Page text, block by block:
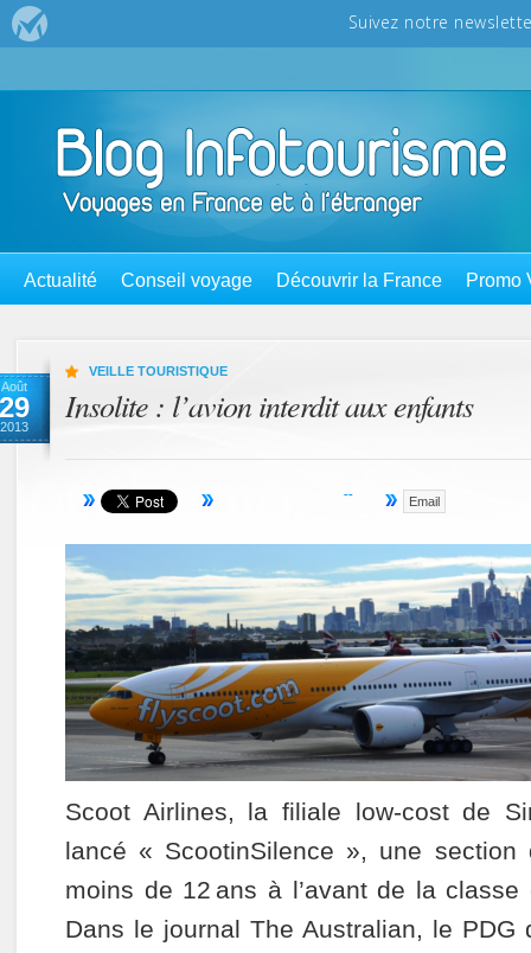
Actualité Conseil voyage Découvrir la France Promo
Août
29
2013
VEILLE TOURISTIQUE
Insolite : l’avion interdit aux enfants
Email
Scoot Airlines, la filiale low-cost de
lancé « ScootinSilence », une
moins de 12 ans à l’avant de la
Dans le journal The Australian, le PDG